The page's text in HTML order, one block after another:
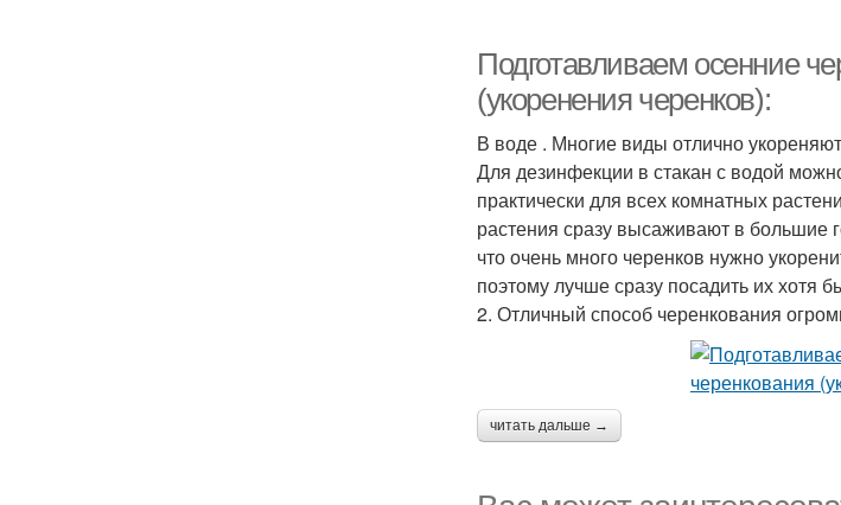
Подготавливаем осенние
(укоренения черенков):
В воде . Многие виды отлично
Для дезинфекции в стакан с водой
практически для всех комнатных
растения сразу высаживают в большие
что очень много черенков нужно
поэтому лучше сразу посадить их
2. Отличный способ черенкования
читать дальше →